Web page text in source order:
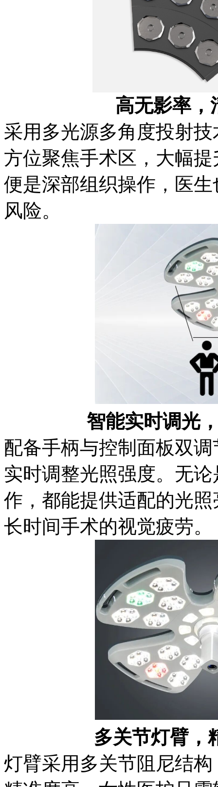
高无影率，
采用多光源多角度投射
方位聚焦手术区，大幅
便是深部组织操作，医
风险。
智能实时调光
配备手柄与控制面板双
实时调整光照强度。无
作，都能提供适配的光
长时间手术的视觉疲劳。
多关节灯臂，
灯臂采用多关节阻尼结